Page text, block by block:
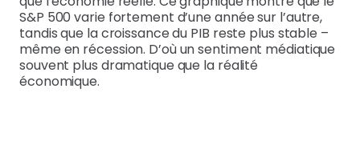
S&P 500 varie fortement d’une année sur l’autre,
tandis que la croissance du PIB reste plus stable –
même en récession. D’où un sentiment médiatique
souvent plus dramatique que la réalité
économique.